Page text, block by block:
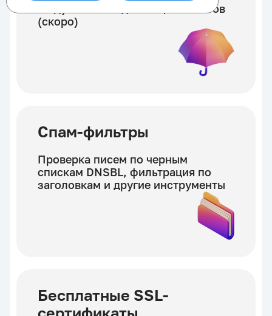
Модуль Dr.Web для защиты сайтов
(скоро)
Спам-фильтры
Проверка писем по черным
спискам DNSBL, фильтрация по
заголовкам и другие инструменты
Бесплатные SSL-